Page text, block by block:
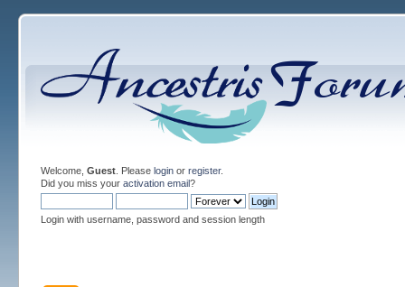
Welcome, Guest. Please loginor register.
Did you miss your activation email?
Login with username, password and session length